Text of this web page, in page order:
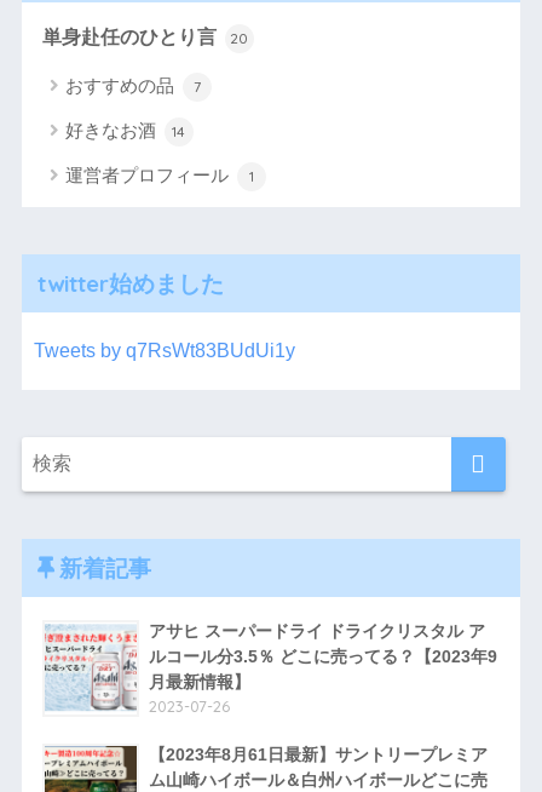
単身赴任のひとり言 20
おすすめの品 7
好きなお酒 14
運営者プロフィール 1
twitter始めました
Tweets by q7RsWt83BUdUi1y
新着記事
アサヒ スーパードライ ドライクリスタル ア
ルコール分3.5％ どこに売ってる？【2023年9
月最新情報】
2023-07-26
【2023年8月61日最新】サントリープレミア
ム山崎ハイボール＆白州ハイボールどこに売